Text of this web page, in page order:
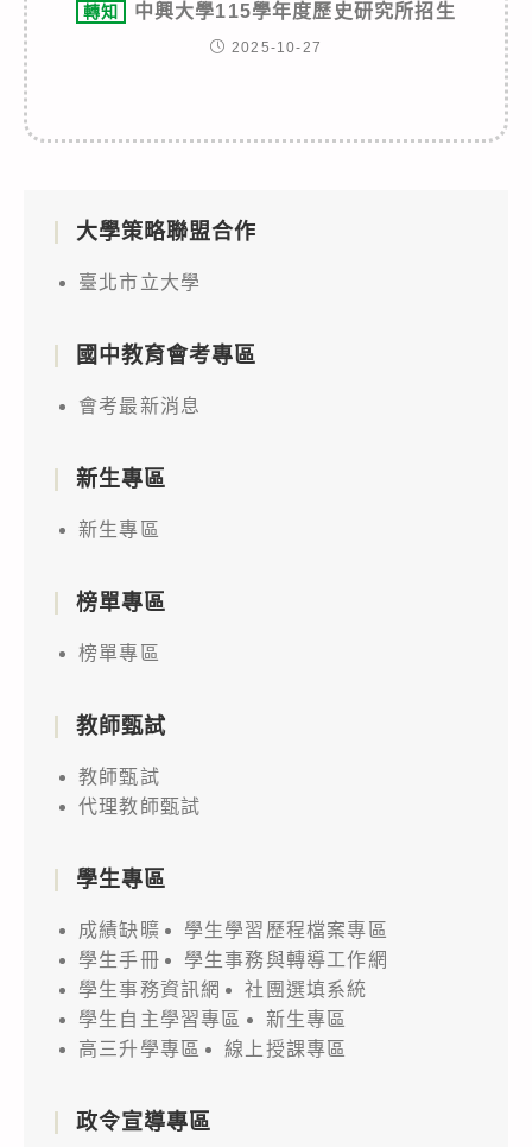
轉知 中興大學115學年度歷史研究所招生
2025-10-27
大學策略聯盟合作
臺北市立大學
國中教育會考專區
會考最新消息
新生專區
新生專區
榜單專區
榜單專區
教師甄試
教師甄試
代理教師甄試
學生專區
成績缺曠
學生學習歷程檔案專區
學生手冊
學生事務與轉導工作網
學生事務資訊網
社團選填系統
學生自主學習專區
新生專區
高三升學專區
線上授課專區
政令宣導專區